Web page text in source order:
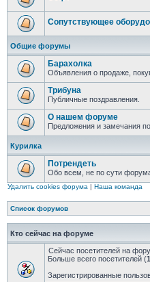
Сопутствующее
Общие форумы
Барахолка
Объявления о продаже,
Трибуна
Публичные поздравления.
О нашем форуме
Предложения и замечания
Курилка
Потрендеть
Обо всем, не по сути
Удалить cookies форума | Наша команда
Список форумов
Кто сейчас на форуме
Сейчас посетителей на
Больше всего посетителей (
Зарегистрированные